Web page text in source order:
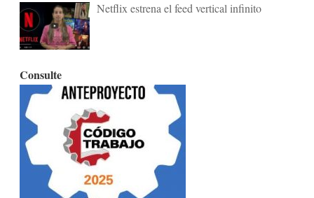
Netflix estrena el feed vertical infinito
Consulte